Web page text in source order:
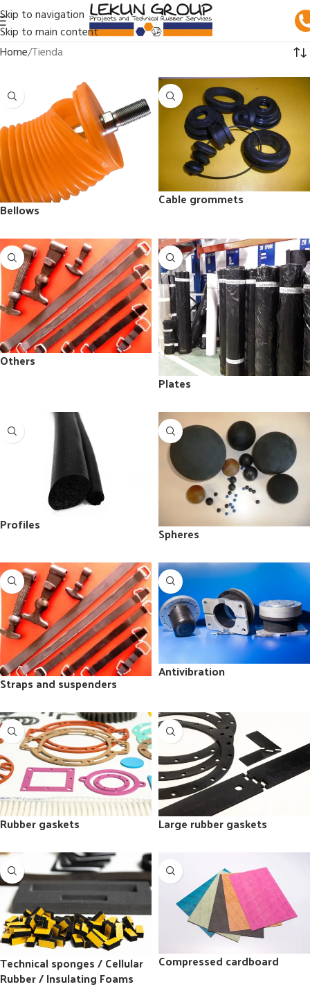
Skip to navigation
Skip to main content
Home Tienda
Bellows
Cable grommets
Others
Plates
Profiles Spheres
Straps and suspenders
Antivibration
Rubber gaskets Large rubber gaskets
Technical sponges / Cellular
Rubber / Insulating Foams
Compressed cardboard